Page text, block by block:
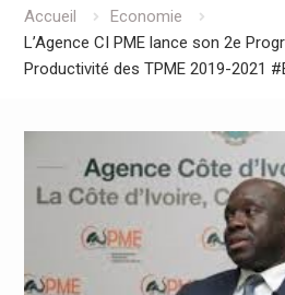
Accueil
Economie
L’Agence CI PME lance son 2e
Productivité des TPME 2019-2021